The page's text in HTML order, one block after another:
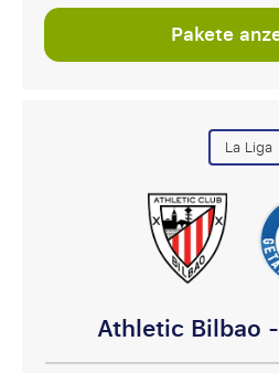
Pakete
La Liga
Athletic Bilbao